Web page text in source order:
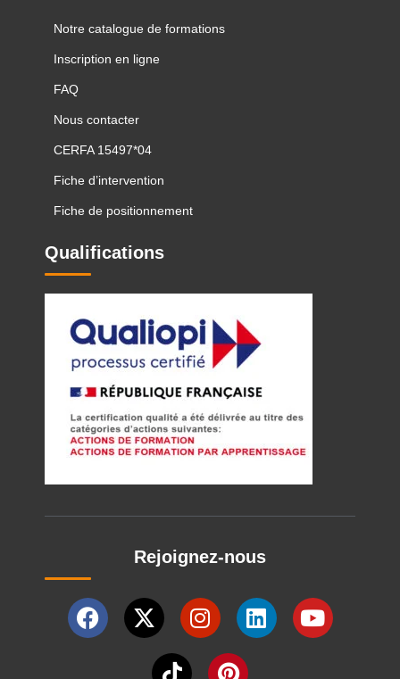
Notre catalogue de formations
Inscription en ligne
FAQ
Nous contacter
CERFA 15497*04
Fiche d’intervention
Fiche de positionnement
Qualifications
Rejoignez-nous